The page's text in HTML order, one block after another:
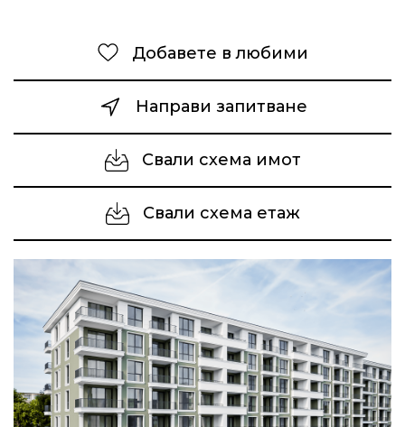
Добавете в любими
Направи запитване
Свали схема имот
Свали схема етаж